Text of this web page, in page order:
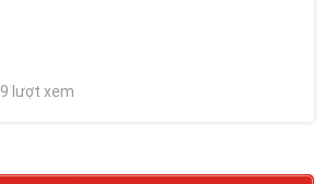
9 lượt xem